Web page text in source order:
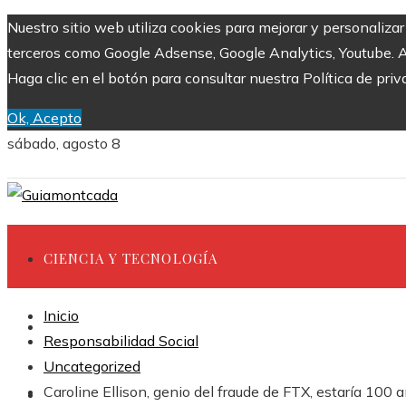
Nuestro sitio web utiliza cookies para mejorar y
terceros como Google Adsense, Google Analytics,
Haga clic en el botón para consultar nuestra Política de
Ok, Acepto
sábado, agosto 8
CIENCIA Y TECNOLOGÍA
INVERSIONES Y NEGOCIOS
CULTURA Y OCIO
Inicio
Responsabilidad Social
Uncategorized
Caroline Ellison, genio del fraude de FTX, estaría 100